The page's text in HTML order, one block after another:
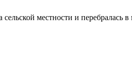
местности и перебралась